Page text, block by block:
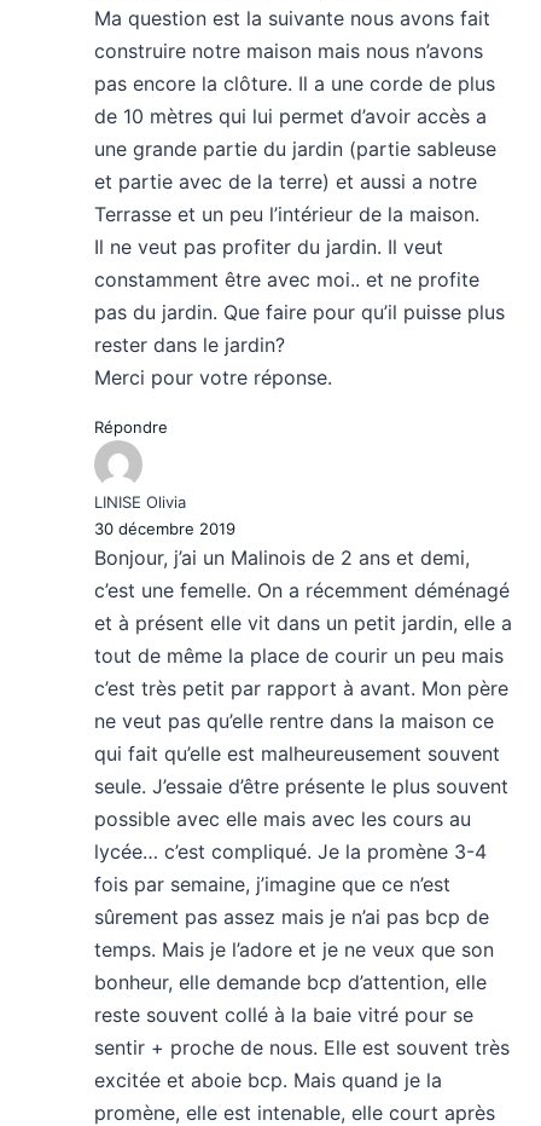
Ma question est la suivante nous avons fait
construire notre maison mais nous n’avons
pas encore la clôture. Il a une corde de plus
de 10 mètres qui lui permet d’avoir accès a
une grande partie du jardin (partie sableuse
et partie avec de la terre) et aussi a notre
Terrasse et un peu l’intérieur de la maison.
Il ne veut pas profiter du jardin. Il veut
constamment être avec moi.. et ne profite
pas du jardin. Que faire pour qu’il puisse plus
rester dans le jardin?
Merci pour votre réponse.
Répondre
LINISE Olivia
30 décembre 2019
Bonjour, j’ai un Malinois de 2 ans et demi,
c’est une femelle. On a récemment déménagé
et à présent elle vit dans un petit jardin, elle a
tout de même la place de courir un peu mais
c’est très petit par rapport à avant. Mon père
ne veut pas qu’elle rentre dans la maison ce
qui fait qu’elle est malheureusement souvent
seule. J’essaie d’être présente le plus souvent
possible avec elle mais avec les cours au
lycée… c’est compliqué. Je la promène 3-4
fois par semaine, j’imagine que ce n’est
sûrement pas assez mais je n’ai pas bcp de
temps. Mais je l’adore et je ne veux que son
bonheur, elle demande bcp d’attention, elle
reste souvent collé à la baie vitré pour se
sentir + proche de nous. Elle est souvent très
excitée et aboie bcp. Mais quand je la
promène, elle est intenable, elle court après